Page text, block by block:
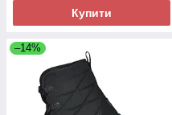
Купити
–14%